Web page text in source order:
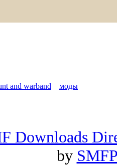
and warband моды
Downloads
by